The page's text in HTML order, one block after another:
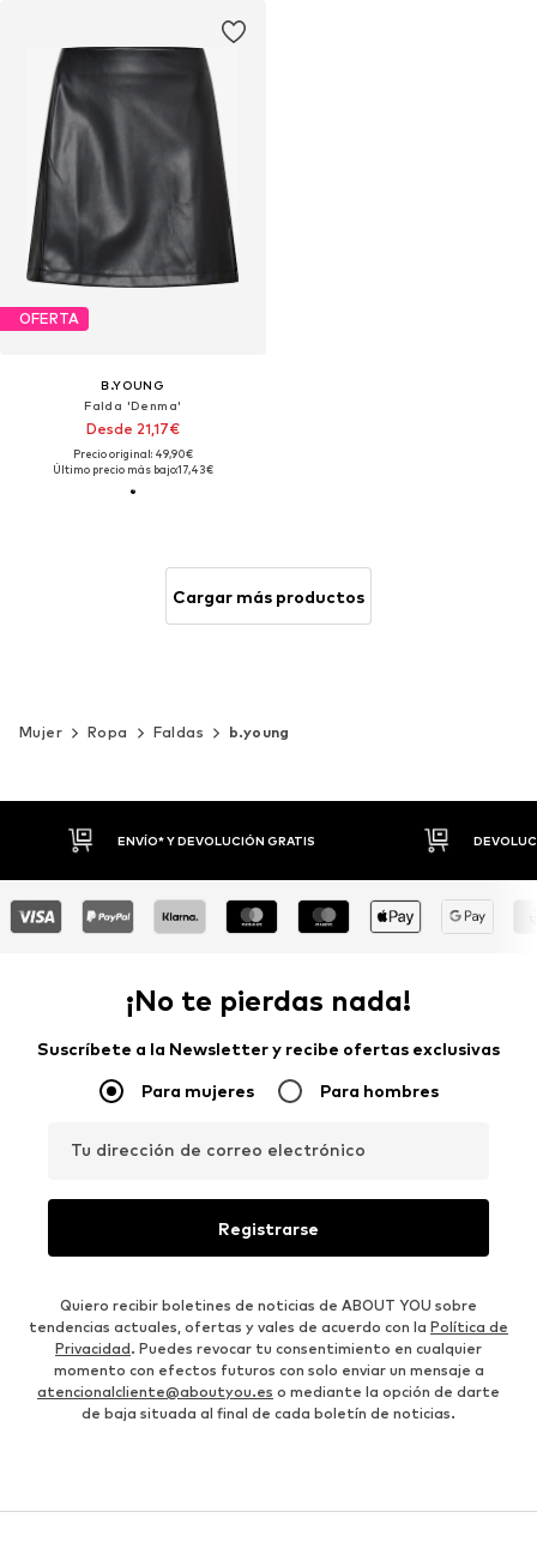
OFERTA
B.YOUNG
Falda 'Denma'
Desde 21,17€
Precio original: 49,90€
Último precio más bajo:17,43€
Cargar más productos
Mujer Ropa Faldas b.young
DEVOLUCIONES HASTA 30 DÍAS
¡No te pierdas nada!
Suscríbete a la Newsletter y recibe ofertas exclusivas
Para mujeres Para hombres
Tu dirección de correo electrónico
Registrarse
Quiero recibir boletines de noticias de ABOUT YOU sobre
tendencias actuales, ofertas y vales de acuerdo con la Política de
Privacidad. Puedes revocar tu consentimiento en cualquier
momento con efectos futuros con solo enviar un mensaje a
atencionalcliente@aboutyou.es o mediante la opción de darte
de baja situada al final de cada boletín de noticias.